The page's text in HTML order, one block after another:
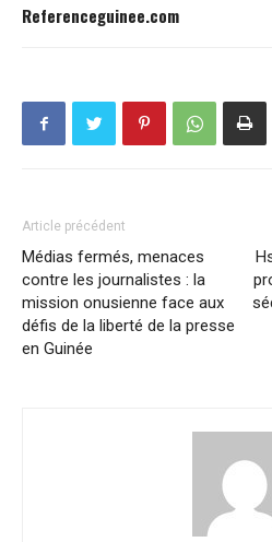
Referenceguinee.com
Article précédent
Médias fermés, menaces
contre les journalistes : la
mission onusienne face aux
défis de la liberté de la presse
en Guinée